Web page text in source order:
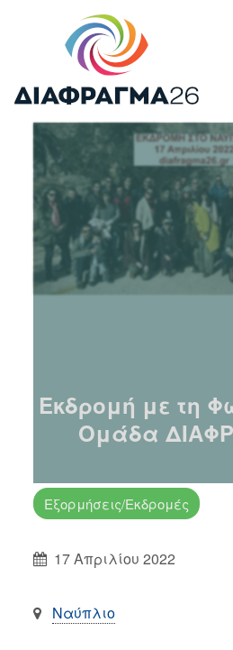
Εκδρομή με τη
Ομάδα
Εξορμήσεις/Εκδρομές
17 Απριλίου 2022
Ναύπλιο